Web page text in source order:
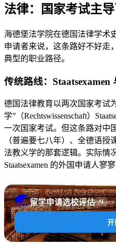
法律：国家考试主
海德堡法学院在德国法律学术
申请者来说，这条路好不好走
典型的职业路径。
传统路线：Staatsexamen
德国法律教育以两次国家考试
学”（Rechtswissenschaft）
一次国家考试。但这条路对中
（普遍要七八年）、全德语
法教义学的那套逻辑。实际情
Staatsexamen 的外国申请人寥寥
🌏留学申请选校评估 AI
开